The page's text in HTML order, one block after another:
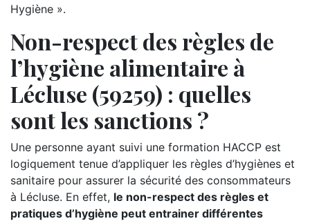
Hygiène ».
Non-respect des règles de
l’hygiène alimentaire à
Lécluse (59259) : quelles
sont les sanctions ?
Une personne ayant suivi une formation HACCP est
logiquement tenue d’appliquer les règles d’hygiènes et
sanitaire pour assurer la sécurité des consommateurs
à Lécluse. En effet, le non-respect des règles et
pratiques d’hygiène peut entrainer différentes